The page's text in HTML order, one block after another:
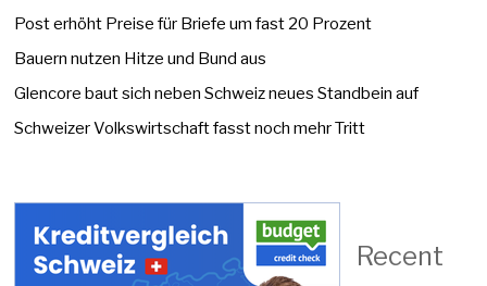
Post erhöht Preise für Briefe um fast 20 Prozent
Bauern nutzen Hitze und Bund aus
Glencore baut sich neben Schweiz neues Standbein auf
Schweizer Volkswirtschaft fasst noch mehr Tritt
Recent